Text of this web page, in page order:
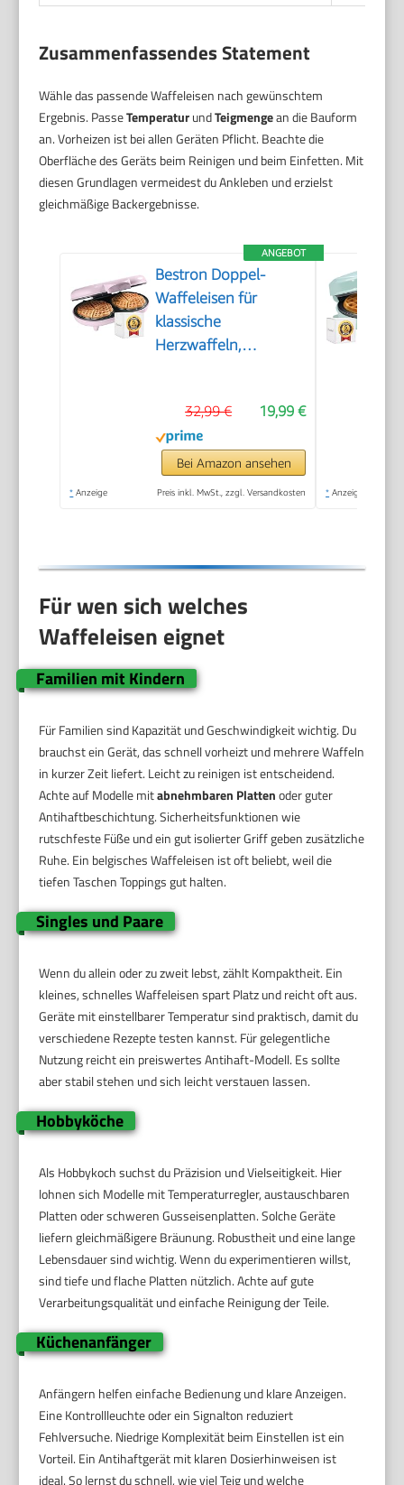
Zusammenfassendes Statement
Wähle das passende Waffeleisen nach gewünschtem
Ergebnis. PasseTemperaturundTeigmengean die Bauform
an. Vorheizen ist bei allen Geräten Pflicht. Beachte die
Oberfläche des Geräts beim Reinigen und beim Einfetten. Mit
diesen Grundlagen vermeidest du Ankleben und erzielst
gleichmäßige Backergebnisse.
ANGEBOT
Bestron Doppel-
Waffeleisen für
klassische
Herzwaffeln,
Antihaftbeschichtung,
ideal für
Kindergeburtstage,
Ostern &
19,99 €
32,99 €
Bei Amazon ansehen
* Anzeige Preis inkl. MwSt., zzgl. Versandkosten * Anzeige
Für wen sich welches
Waffeleisen eignet
Familien mit Kindern
Für Familien sind Kapazität und Geschwindigkeit wichtig. Du
brauchst ein Gerät, das schnell vorheizt und mehrere Waffeln
in kurzer Zeit liefert. Leicht zu reinigen ist entscheidend.
Achte auf Modelle mitabnehmbaren Plattenoder guter
Antihaftbeschichtung. Sicherheitsfunktionen wie
rutschfeste Füße und ein gut isolierter Griff geben zusätzliche
Ruhe. Ein belgisches Waffeleisen ist oft beliebt, weil die
tiefen Taschen Toppings gut halten.
Singles und Paare
Wenn du allein oder zu zweit lebst, zählt Kompaktheit. Ein
kleines, schnelles Waffeleisen spart Platz und reicht oft aus.
Geräte mit einstellbarer Temperatur sind praktisch, damit du
verschiedene Rezepte testen kannst. Für gelegentliche
Nutzung reicht ein preiswertes Antihaft-Modell. Es sollte
aber stabil stehen und sich leicht verstauen lassen.
Hobbyköche
Als Hobbykoch suchst du Präzision und Vielseitigkeit. Hier
lohnen sich Modelle mit Temperaturregler, austauschbaren
Platten oder schweren Gusseisenplatten. Solche Geräte
liefern gleichmäßigere Bräunung. Robustheit und eine lange
Lebensdauer sind wichtig. Wenn du experimentieren willst,
sind tiefe und flache Platten nützlich. Achte auf gute
Verarbeitungsqualität und einfache Reinigung der Teile.
Küchenanfänger
Anfängern helfen einfache Bedienung und klare Anzeigen.
Eine Kontrollleuchte oder ein Signalton reduziert
Fehlversuche. Niedrige Komplexität beim Einstellen ist ein
Vorteil. Ein Antihaftgerät mit klaren Dosierhinweisen ist
ideal. So lernst du schnell, wie viel Teig und welche